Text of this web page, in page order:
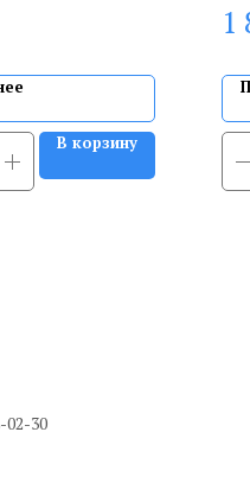
В корзину
1
02-30